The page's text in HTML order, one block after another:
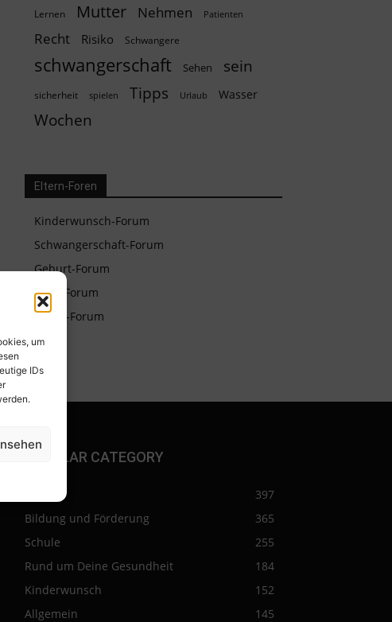
um
IDs
Lernen Mutter Nehmen Patienten
Recht Risiko Schwangere
schwangerschaft Sehen sein
sicherheit spielen Tipps Urlaub Wasser
Wochen
Eltern-Foren
Kinderwunsch-Forum
Schwangerschaft-Forum
Geburt-Forum
Baby-Forum
Eltern-Forum
POPULAR CATEGORY
397
Bildung und Förderung
365
Schule
255
Rund um Deine Gesundheit
184
Kinderwunsch
152
Allgemein
145